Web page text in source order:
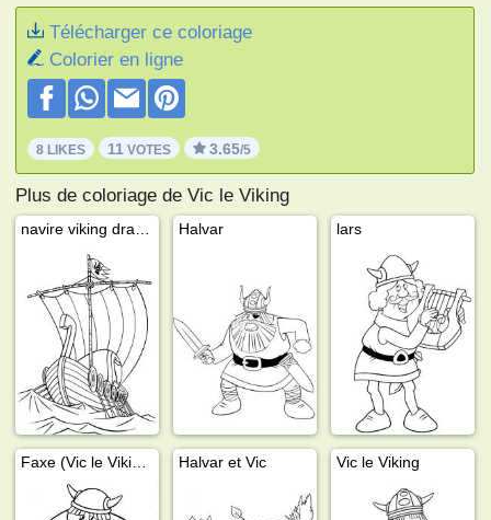
Télécharger ce coloriage
Colorier en ligne
8 LIKES 11 VOTES 3.65/5
Plus de coloriage de Vic le Viking
Halvar lars
Halvar et Vic Vic le Viking